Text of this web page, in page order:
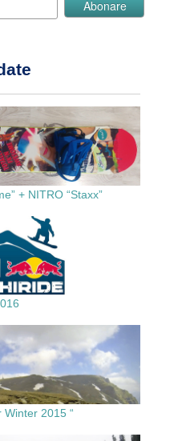
+ NITRO “Staxx”
Winter 2015 “